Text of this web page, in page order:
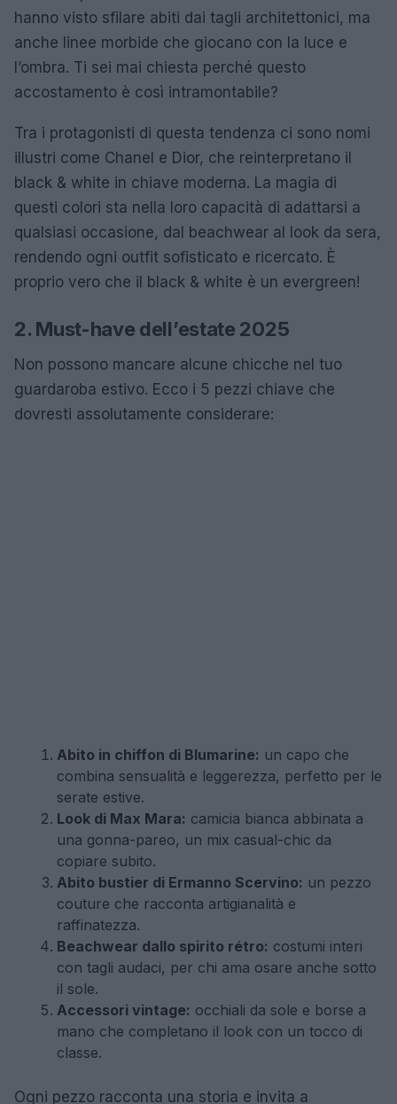
hanno visto sfilare abiti dai tagli architettonici, ma
anche linee morbide che giocano con la luce e
l’ombra. Ti sei mai chiesta perché questo
accostamento è così intramontabile?
Tra i protagonisti di questa tendenza ci sono nomi
illustri come Chanel e Dior, che reinterpretano il
black & white in chiave moderna. La magia di
questi colori sta nella loro capacità di adattarsi a
qualsiasi occasione, dal beachwear al look da sera,
rendendo ogni outfit sofisticato e ricercato. È
proprio vero che il black & white è un evergreen!
2. Must-have dell’estate 2025
Non possono mancare alcune chicche nel tuo
guardaroba estivo. Ecco i 5 pezzi chiave che
dovresti assolutamente considerare:
Abito in chiffon di Blumarine: un capo che
combina sensualità e leggerezza, perfetto per le
serate estive.
Look di Max Mara: camicia bianca abbinata a
una gonna-pareo, un mix casual-chic da
copiare subito.
Abito bustier di Ermanno Scervino: un pezzo
couture che racconta artigianalità e
raffinatezza.
Beachwear dallo spirito rétro: costumi interi
con tagli audaci, per chi ama osare anche sotto
il sole.
Accessori vintage: occhiali da sole e borse a
mano che completano il look con un tocco di
classe.
Ogni pezzo racconta una storia e invita a